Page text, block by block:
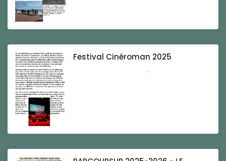
Festival Cinéroman 2025
...